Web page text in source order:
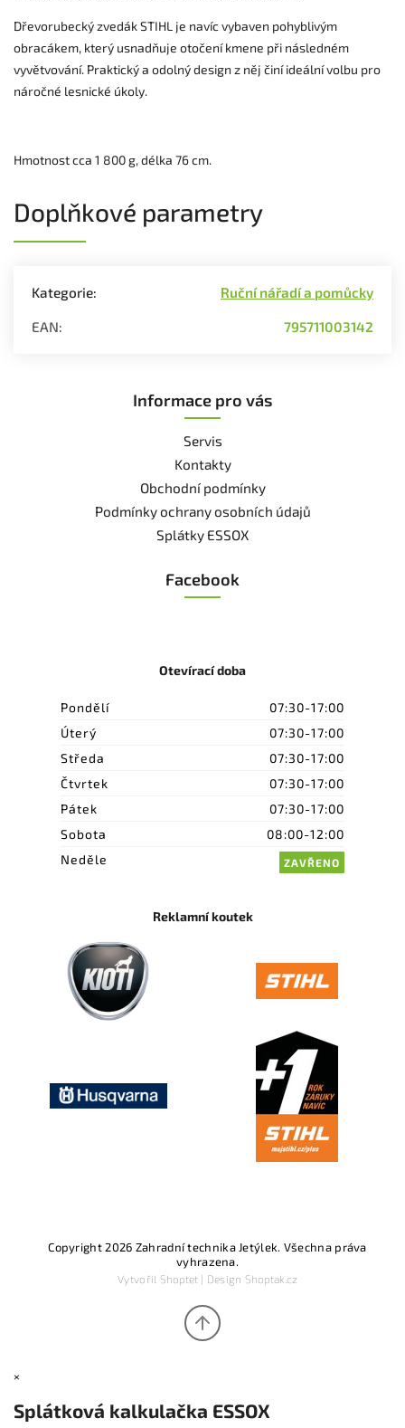
Dřevorubecký zvedák STIHL je navíc vybaven pohyblivým
obracákem, který usnadňuje otočení kmene při následném
vyvětvování. Praktický a odolný design z něj činí ideální volbu pro
náročné lesnické úkoly.
Hmotnost cca 1 800 g, délka 76 cm.
Doplňkové parametry
Kategorie: Ruční nářadí a pomůcky
EAN: 795711003142
Informace pro vás
Servis
Kontakty
Obchodní podmínky
Podmínky ochrany osobních údajů
Splátky ESSOX
Facebook
Otevírací doba
Pondělí
07:30-17:00
Úterý
07:30-17:00
Středa
07:30-17:00
Čtvrtek
07:30-17:00
Pátek
07:30-17:00
Sobota
08:00-12:00
Neděle
ZAVŘENO
Reklamní koutek
Copyright 2026 Zahradní technika Jetýlek. Všechna práva
vyhrazena.
Vytvořil Shoptet| Design Shoptak.cz
×
Splátková kalkulačka ESSOX